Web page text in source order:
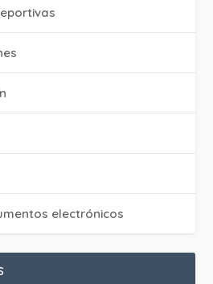
electrónicos